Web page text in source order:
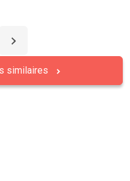
similaires